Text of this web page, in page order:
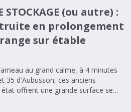
STOCKAGE (ou autre) :
en prolongement
sur étable
au grand calme, à 4 minutes
35 d'Aubusson, ces anciens
offrent une grande surface se
au sol environ, avec l'ancienne